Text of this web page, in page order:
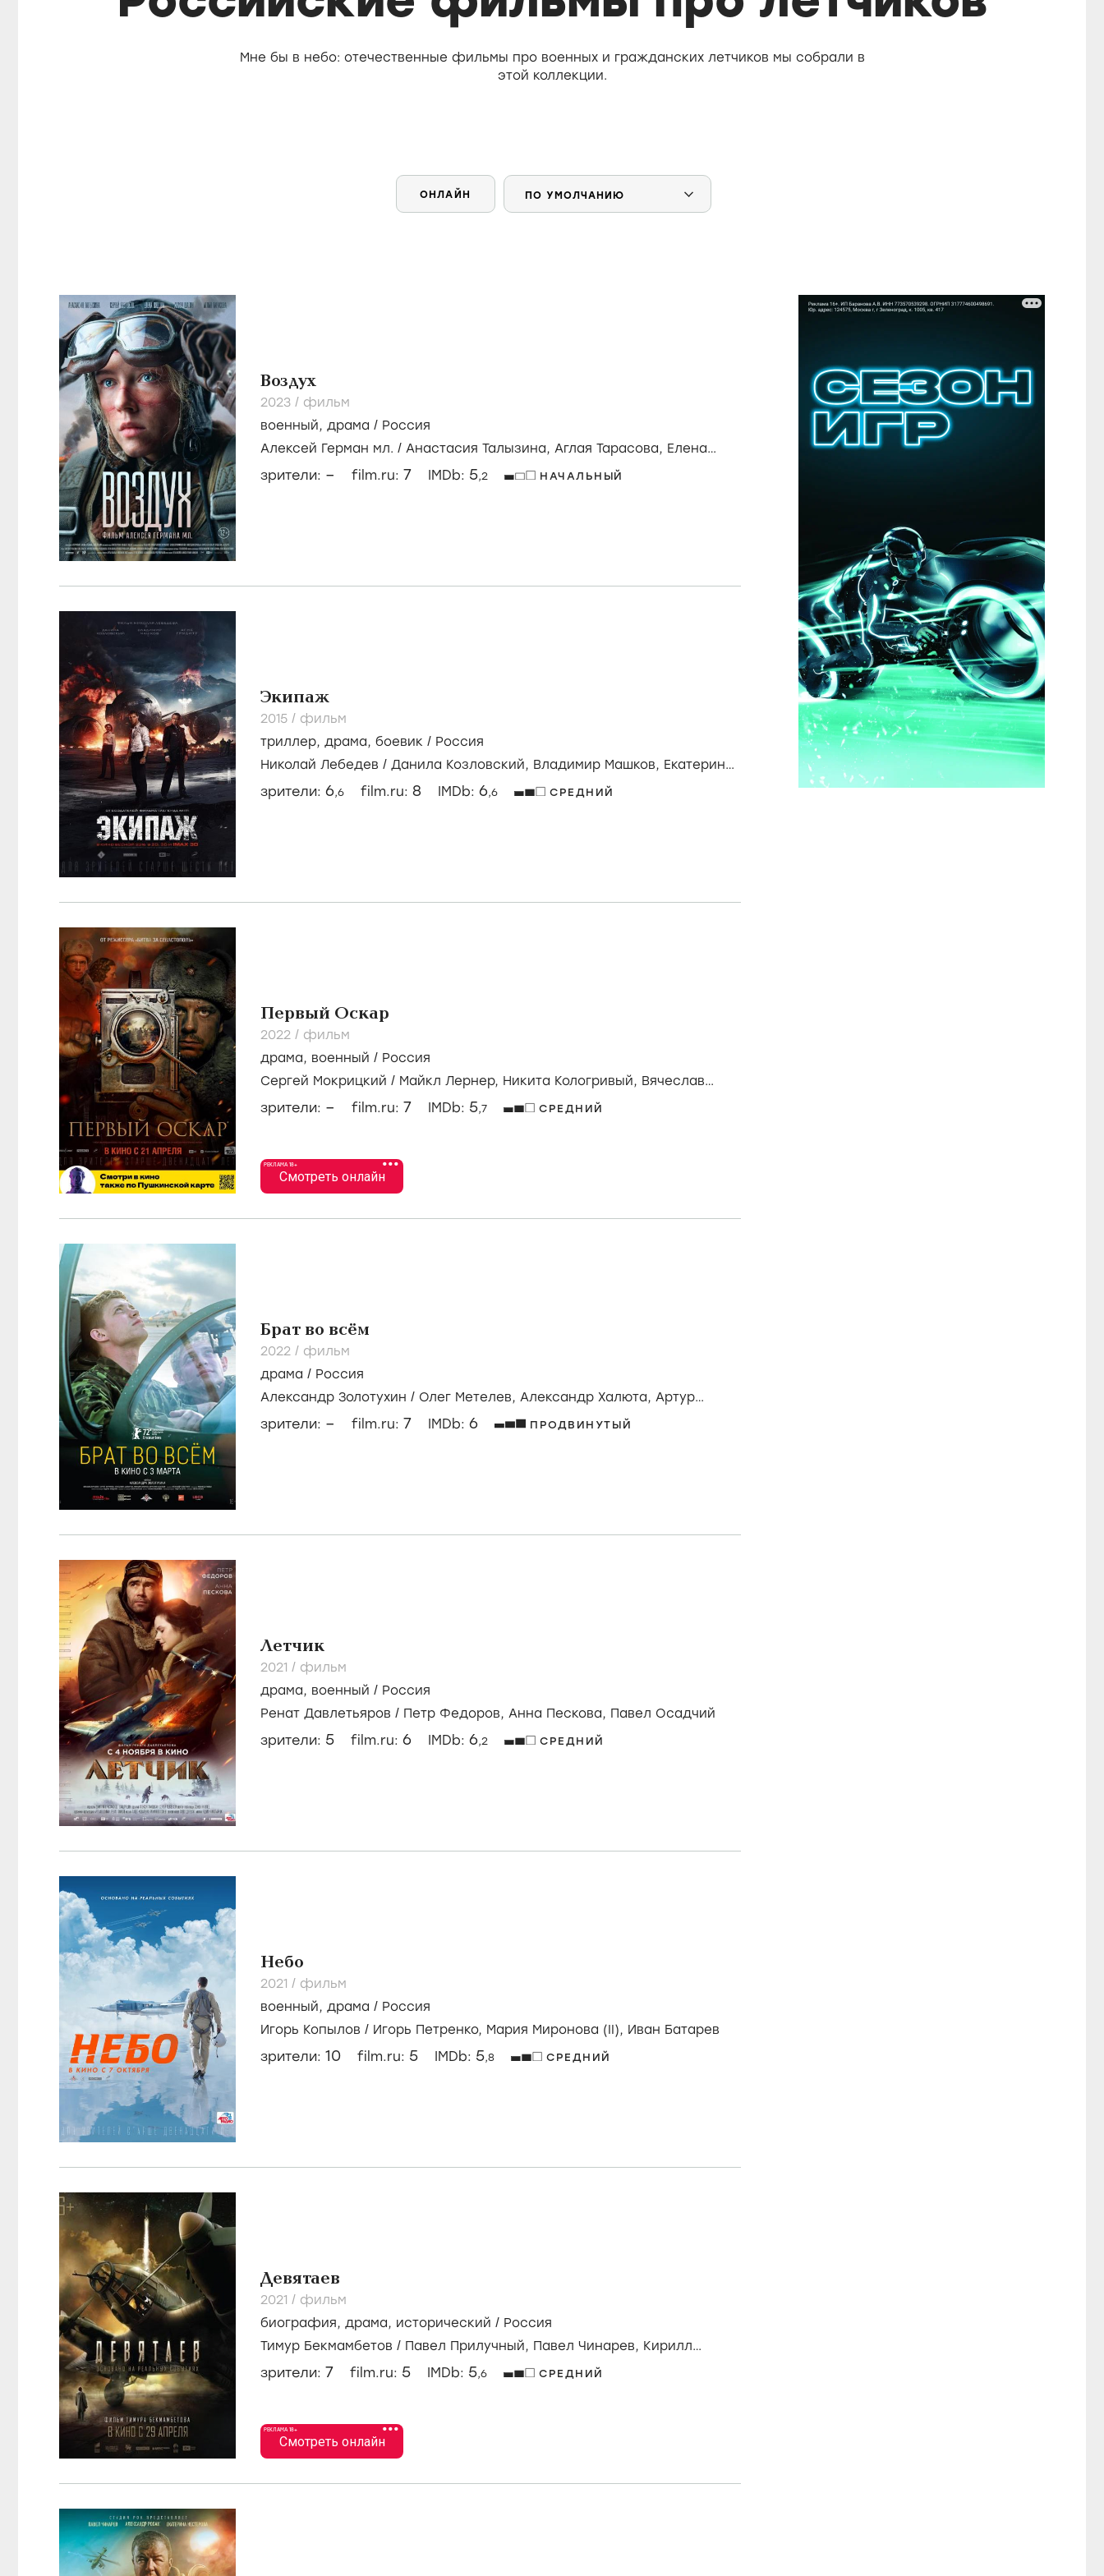
Мне бы в небо: отечественные фильмы про военных и гражданских летчиков мы собрали в
этой коллекции.
ОНЛАЙН
Воздух
2023 / фильм
военный, драма / Россия
Алексей Герман мл. / Анастасия Талызина, Аглая Тарасова, Елена
зрители: – film.ru: 7 IMDb: 5,2 НАЧАЛЬНЫЙ
Экипаж
2015 / фильм
триллер, драма, боевик / Россия
Николай Лебедев / Данила Козловский, Владимир Машков, Екатерина
зрители: 6,6 film.ru: 8 IMDb: 6,6 СРЕДНИЙ
Первый Оскар
2022 / фильм
драма, военный / Россия
Сергей Мокрицкий / Майкл Лернер, Никита Кологривый, Вячеслав
зрители: – film.ru: 7 IMDb: 5,7 СРЕДНИЙ
•••
РЕКЛАМА 18+
Смотреть онлайн
Брат во всём
2022 / фильм
драма / Россия
Александр Золотухин / Олег Метелев, Александр Халюта, Артур
зрители: – film.ru: 7 IMDb: 6 ПРОДВИНУТЫЙ
Летчик
2021 / фильм
драма, военный / Россия
Ренат Давлетьяров / Петр Федоров, Анна Пескова, Павел Осадчий
зрители: 5 film.ru: 6 IMDb: 6,2 СРЕДНИЙ
Небо
2021 / фильм
военный, драма / Россия
Игорь Копылов / Игорь Петренко, Мария Миронова (II), Иван Батарев
зрители: 10 film.ru: 5 IMDb: 5,8 СРЕДНИЙ
Девятаев
2021 / фильм
биография, драма, исторический / Россия
Тимур Бекмамбетов / Павел Прилучный, Павел Чинарев, Кирилл
зрители: 7 film.ru: 5 IMDb: 5,6 СРЕДНИЙ
•••
РЕКЛАМА 18+
Смотреть онлайн